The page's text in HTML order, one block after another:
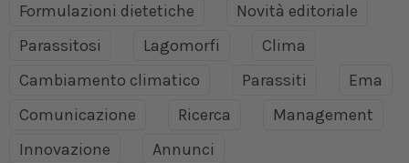
Formulazioni dietetiche
Novità editoriale
Parassitosi
Lagomorfi
Clima
Cambiamento climatico
Parassiti
Ema
Comunicazione
Ricerca
Management
Innovazione
Annunci